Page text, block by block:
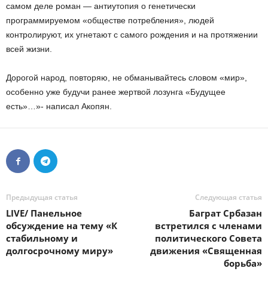
самом деле роман — антиутопия о генетически
программируемом «обществе потребления», людей
контролируют, их угнетают с самого рождения и на протяжении
всей жизни.
Дорогой народ, повторяю, не обманывайтесь словом «мир»,
особенно уже будучи ранее жертвой лозунга «Будущее
есть»…»- написал Акопян.
Предыдущая статья
LIVE/ Панельное
обсуждение на тему «К
стабильному и
долгосрочному миру»
Следующая статья
Баграт Србазан
встретился с членами
политического Совета
движения «Священная
борьба»